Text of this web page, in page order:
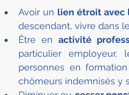
Avoir un lien étroit avec
descendant, vivre dans
Être en activité
particulier employeur,
personnes en
chômeurs indemnisés y